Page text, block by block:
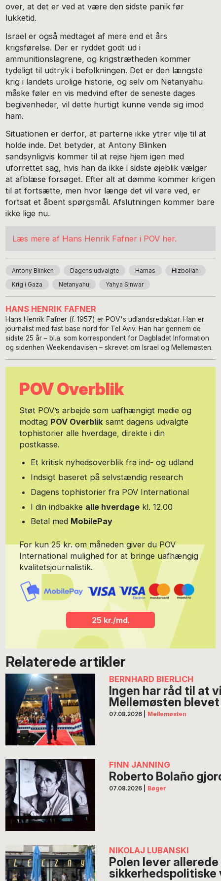
over, at det er ved at være den sidste panik før
lukketid.
Israel er også medtaget af mere end et års
krigsførelse. Der er ryddet godt ud i
ammunitionslagrene, og krigstrætheden kommer
tydeligt til udtryk i befolkningen. Det er den længste
krig i landets urolige historie, og selv om Netanyahu
måske føler en vis medvind efter de seneste dages
begivenheder, vil dette hurtigt kunne vende sig imod
ham.
Situationen er derfor, at parterne ikke ytrer vilje til at
holde inde. Det betyder, at Antony Blinken
sandsynligvis kommer til at rejse hjem igen med
uforrettet sag, hvis han da ikke i sidste øjeblik vælger
at afblæse forsøget. Efter alt at dømme kommer krigen
til at fortsætte, men hvor længe det vil vare ved, er
fortsat et åbent spørgsmål. Afslutningen kommer bare
ikke lige nu.
Læs mere af Hans Henrik Fafner i POV her.
Antony Blinken Dagens udvalgte Hamas Hizbollah
Krig i Gaza Netanyahu Yahya Sinwar
HANS HENRIK FAFNER
Hans Henrik Fafner (f. 1957) er POV's udlandsredaktør. Han er
journalist med fast base nord for Tel Aviv. Han har gennem de
sidste 25 år – bl.a. som korrespondent for Dagbladet Information
og sidenhen Weekendavisen – skrevet om Israel og Mellemøsten.
POV Overblik
Støt POV’s arbejde som uafhængigt medie og
modtag POV Overblik samt dagens udvalgte
tophistorier alle hverdage, direkte i din
postkasse.
Et kritisk nyhedsoverblik fra ind- og udland
Indsigt baseret på selvstændig research
Dagens tophistorier fra POV International
I din indbakke alle hverdage kl. 12.00
Betal med MobilePay
For kun 25 kr. om måneden giver du POV
International mulighed for at bringe uafhængig
kvalitetsjournalistik.
25 kr./md.
Relaterede artikler
BERNHARD BIERLICH
Ingen har råd til at
Mellemøsten
07.08.2026 Mellemøsten
FINN JANNING
Roberto Bolaño
07.08.2026 Bøger
NIKOLAJ LUBANSKI
Polen lever
sikkerhedspolitiske